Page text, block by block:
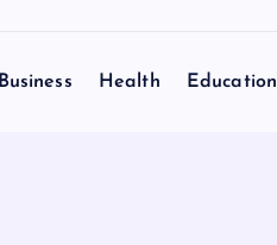
Business Health Education